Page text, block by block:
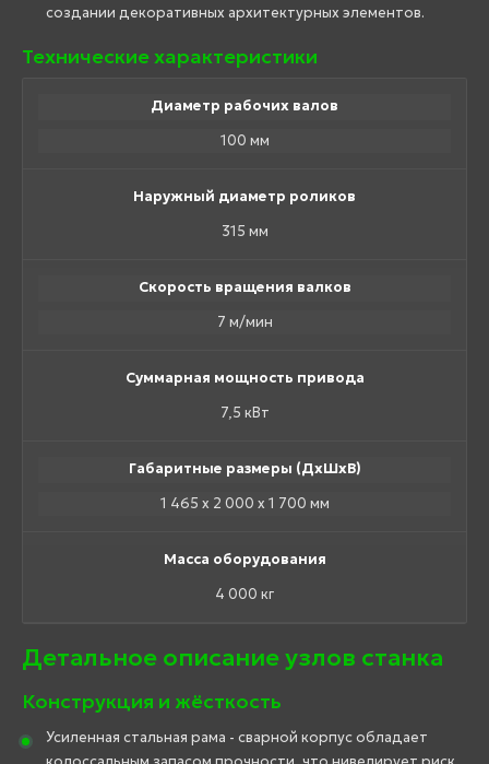
создании декоративных архитектурных элементов.
Технические характеристики
Диаметр рабочих валов
100 мм
Наружный диаметр роликов
315 мм
Скорость вращения валков
7 м/мин
Суммарная мощность привода
7,5 кВт
Габаритные размеры (ДхШхВ)
1 465 х 2 000 х 1 700 мм
Масса оборудования
4 000 кг
Детальное описание узлов станка
Конструкция и жёсткость
Усиленная стальная рама - сварной корпус обладает